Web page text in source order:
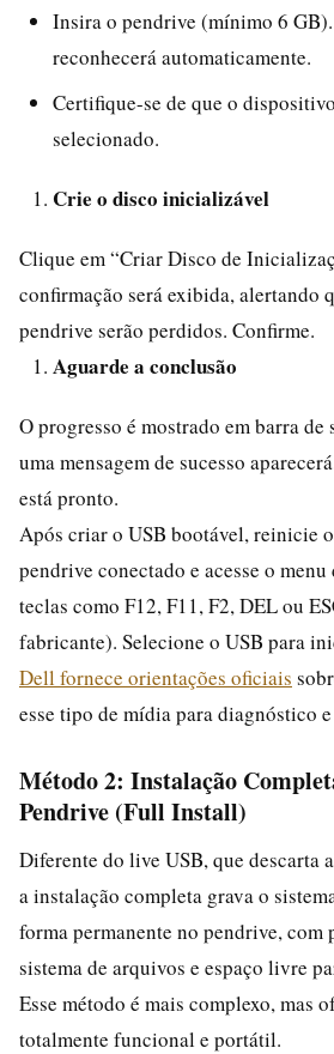
Insira o pendrive (mínimo 6
reconhecerá automaticamente.
Certifique-se de que o
selecionado.
Crie o disco inicializável
Clique em “Criar Disco de
confirmação será exibida, alertando
pendrive serão perdidos. Confirme.
Aguarde a conclusão
O progresso é mostrado em barra de
uma mensagem de sucesso
está pronto.
Após criar o USB bootável, reinicie
pendrive conectado e acesse o
teclas como F12, F11, F2, DEL ou
fabricante). Selecione o USB para
Dell fornece orientações oficiais
esse tipo de mídia para diagnóstico
Método 2: Instalação
Pendrive (Full Install)
Diferente do live USB, que descarta
a instalação completa grava o
forma permanente no pendrive, com
sistema de arquivos e espaço livre
Esse método é mais complexo, mas
totalmente funcional e portátil.